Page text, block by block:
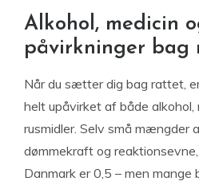
Alkohol, medicin
påvirkninger bag
Når du sætter dig bag rattet,
helt upåvirket af både alkohol,
rusmidler. Selv små mængder
dømmekraft og
Danmark er 0,5 – men mange